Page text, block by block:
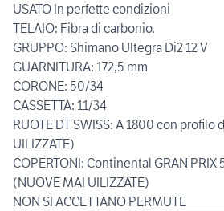
USATO In perfette condizioni
TELAIO: Fibra di carbonio.
GRUPPO: Shimano Ultegra Di2 12 V
GUARNITURA: 172,5 mm
CORONE: 50/34
CASSETTA: 11/34
RUOTE DT SWISS: A 1800 con profilo
UILIZZATE)
COPERTONI: Continental GRAN PRIX
(NUOVE MAI UILIZZATE)
NON SI ACCETTANO PERMUTE